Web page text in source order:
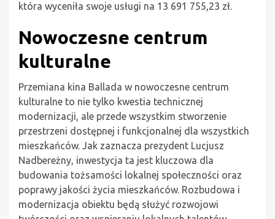
która wyceniła swoje usługi na 13 691 755,23 zł.
Nowoczesne centrum
kulturalne
Przemiana kina Ballada w nowoczesne centrum
kulturalne to nie tylko kwestia technicznej
modernizacji, ale przede wszystkim stworzenie
przestrzeni dostępnej i funkcjonalnej dla wszystkich
mieszkańców. Jak zaznacza prezydent Lucjusz
Nadbereżny, inwestycja ta jest kluczowa dla
budowania tożsamości lokalnej społeczności oraz
poprawy jakości życia mieszkańców. Rozbudowa i
modernizacja obiektu będą służyć rozwojowi